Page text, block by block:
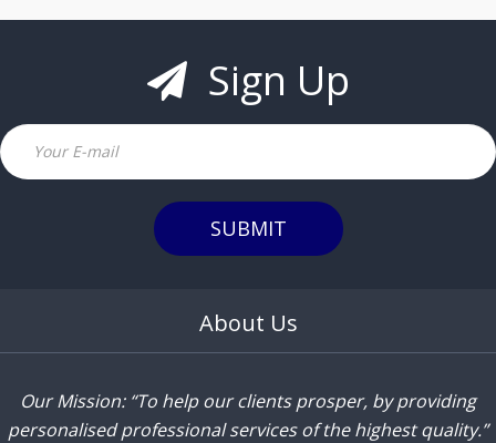
Sign Up
SUBMIT
About Us
Our Mission: “To help our clients prosper, by providing
personalised professional services of the highest quality.”